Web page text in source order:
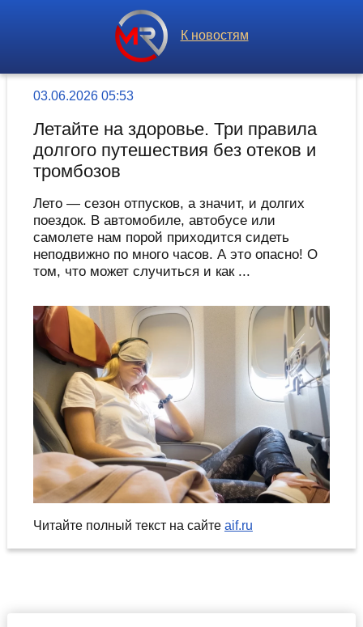
К новостям
03.06.2026 05:53
Летайте на здоровье. Три правила
долгого путешествия без отеков и
тромбозов
Лето — сезон отпусков, а значит, и долгих
поездок. В автомобиле, автобусе или
самолете нам порой приходится сидеть
неподвижно по много часов. А это опасно! О
том, что может случиться и как ...
Читайте полный текст на сайте aif.ru